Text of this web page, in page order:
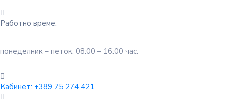
Работно време:
понеделник – петок: 08:00 – 16:00 час.
Кабинет: +389 75 274 421